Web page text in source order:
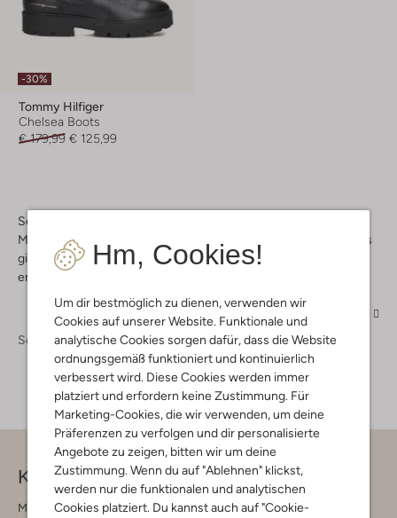
Hm, Cookies!
Um dir bestmöglich zu dienen, verwenden wir
Cookies auf unserer Website. Funktionale und
analytische Cookies sorgen dafür, dass die Website
ordnungsgemäß funktioniert und kontinuierlich
verbessert wird. Diese Cookies werden immer
platziert und erfordern keine Zustimmung. Für
Marketing-Cookies, die wir verwenden, um deine
Präferenzen zu verfolgen und dir personalisierte
Angebote zu zeigen, bitten wir um deine
Zustimmung. Wenn du auf "Ablehnen" klickst,
werden nur die funktionalen und analytischen
Cookies platziert. Du kannst auch auf "Cookie-
-30%
Tommy Hilfiger
Chelsea Boots
€ 179,99 € 125,99
Setze Deinen edlen Anzügen aus Flanell und Karokleidern die
Modekrone mit Tommy Hilfiger Chelsea Boots für Damen auf. Es
gibt sie im Sortiment von Omoda in vielen coolen Designs zu
entdecken. Von femininem Lackleder bis hin zum strong Style.
Schuhe
Boots Boots Damen
Kontakt
Montag - Freitag 09:00 - 17:00 uur